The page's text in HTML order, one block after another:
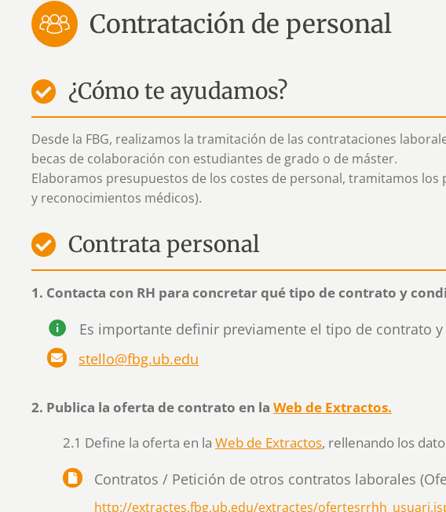
Contratación de personal
¿Cómo te ayudamos?
Desde la FBG, realizamos la tramitación de las contrataciones
becas de colaboración con estudiantes de grado o de máster. ​
Elaboramos presupuestos de los costes de personal, tramitamos
y reconocimientos médicos). ​
Contrata personal
1. Contacta con RH para concretar qué tipo de contrato y
Es importante definir previamente el tipo de contrato y
stello@fbg.ub.edu
2. Publica la oferta de contrato en la Web de Extractos.
2.1 Define la oferta en la Web de Extractos, rellenando los
Contratos / Petición de otros contratos laborales
http://extractes.fbg.ub.edu/extractes/